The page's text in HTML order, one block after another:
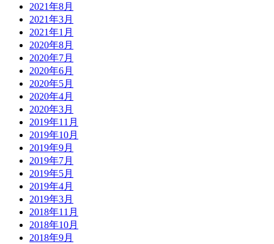
2021年8月
2021年3月
2021年1月
2020年8月
2020年7月
2020年6月
2020年5月
2020年4月
2020年3月
2019年11月
2019年10月
2019年9月
2019年7月
2019年5月
2019年4月
2019年3月
2018年11月
2018年10月
2018年9月